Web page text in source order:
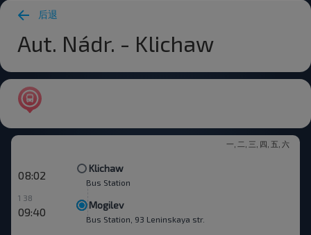
后退
Aut. Nádr. - Klichaw
一, 二, 三, 四, 五, 六
08:02
Klichaw
Bus Station
1 38
09:40
Mogilev
Bus Station, 93 Leninskaya str.